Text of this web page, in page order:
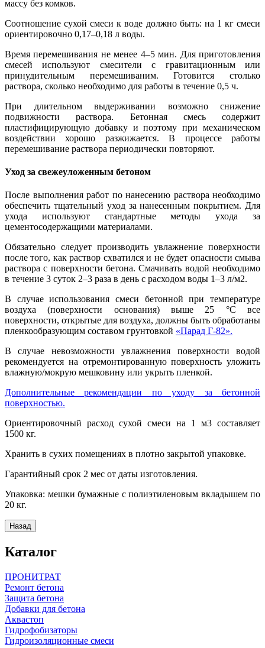
массу без комков.
Соотношение сухой смеси к воде должно быть: на 1 кг смеси
ориентировочно 0,17–0,18 л воды.
Время перемешивания не менее 4–5 мин. Для приготовления
смесей используют смесители с гравитационным или
принудительным перемешиваним. Готовится столько
раствора, сколько необходимо для работы в течение 0,5 ч.
При длительном выдерживании возможно снижение
подвижности раствора. Бетонная смесь содержит
пластифицирующую добавку и поэтому при механическом
воздействии хорошо разжижается. В процессе работы
перемешивание раствора периодически повторяют.
Уход за свежеуложенным бетоном
После выполнения работ по нанесению раствора необходимо
обеспечить тщательный уход за нанесенным покрытием. Для
ухода используют стандартные методы ухода за
цементосодержащими материалами.
Обязательно следует производить увлажнение поверхности
после того, как раствор схватился и не будет опасности смыва
раствора с поверхности бетона. Смачивать водой необходимо
в течение 3 суток 2–3 раза в день с расходом воды 1–3 л/м2.
В случае использования смеси бетонной при температуре
воздуха (поверхности основания) выше 25 °C все
поверхности, открытые для воздуха, должны быть обработаны
пленкообразующим составом грунтовкой «Парад Г-82».
В случае невозможности увлажнения поверхности водой
рекомендуется на отремонтированную поверхность уложить
влажную/мокрую мешковину или укрыть пленкой.
Дополнительные рекомендации по уходу за бетонной
поверхностью.
Ориентировочный расход сухой смеси на 1 м3 составляет
1500 кг.
Хранить в сухих помещениях в плотно закрытой упаковке.
Гарантийный срок 2 мес от даты изготовления.
Упаковка: мешки бумажные с полиэтиленовым вкладышем по
20 кг.
Каталог
ПРОНИТРАТ
Ремонт бетона
Защита бетона
Добавки для бетона
Аквастоп
Гидрофобизаторы
Гидроизоляционные смеси